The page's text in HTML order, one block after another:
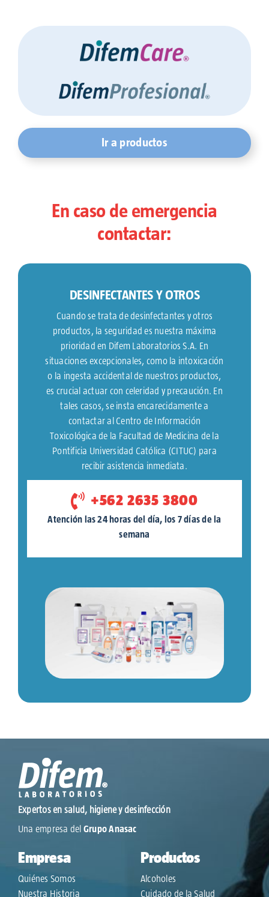
Ir a productos
En caso de emergencia
contactar:
DESINFECTANTES Y OTROS
Cuando se trata de desinfectantes y otros
productos, la seguridad es nuestra máxima
prioridad en Difem Laboratorios S.A. En
situaciones excepcionales, como la intoxicación
o la ingesta accidental de nuestros productos,
es crucial actuar con celeridad y precaución. En
tales casos, se insta encarecidamente a
contactar al Centro de Información
Toxicológica de la Facultad de Medicina de la
Pontificia Universidad Católica (CITUC) para
recibir asistencia inmediata.
+562 2635 3800
Atención las 24 horas del día, los 7 días de la
semana
Expertos en salud, higiene y desinfección
Una empresa del Grupo Anasac
Empresa
Quiénes Somos
Nuestra Historia
Productos
Alcoholes
Cuidado de la Salud